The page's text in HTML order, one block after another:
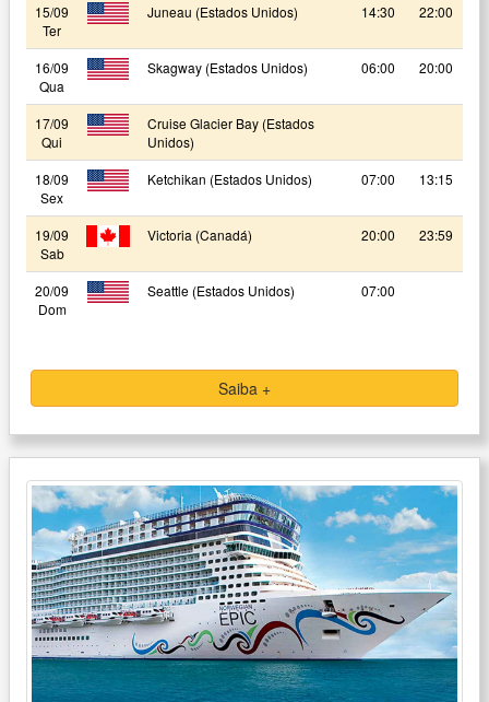
15/09
Ter
Juneau (Estados Unidos) 14:30 22:00
16/09
Qua
Skagway (Estados Unidos) 06:00 20:00
17/09
Qui
Cruise Glacier Bay (Estados
Unidos)
18/09
Sex
Ketchikan (Estados Unidos) 07:00 13:15
19/09
Sab
Victoria (Canadá) 20:00 23:59
20/09
Dom
Seattle (Estados Unidos) 07:00
Saiba +